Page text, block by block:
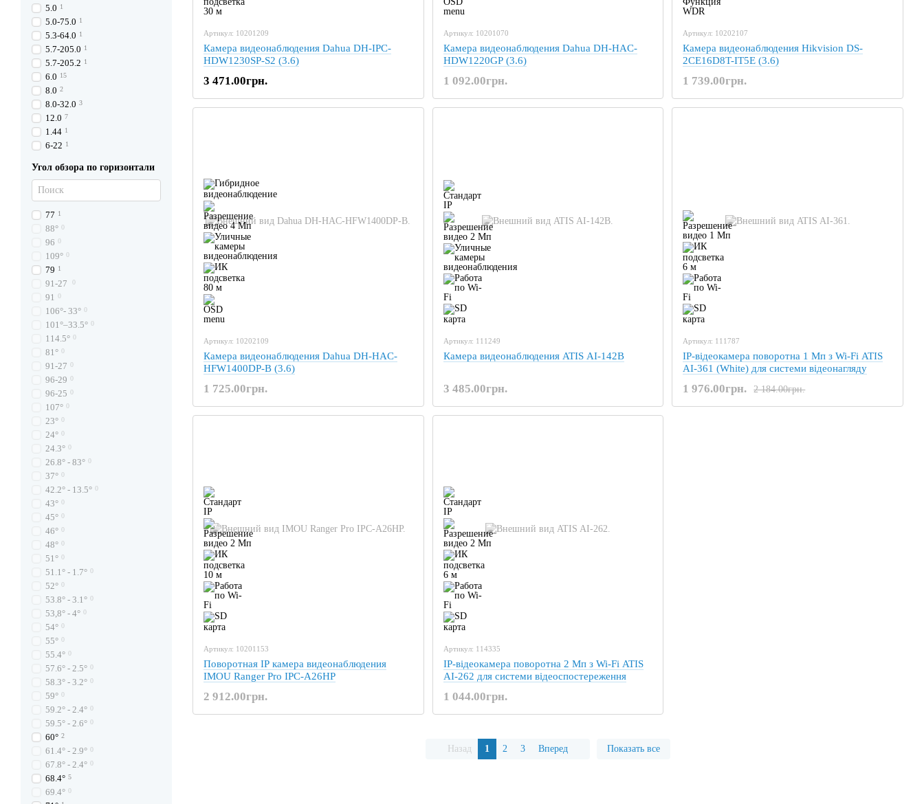
Артикул: 10201209
Камера видеонаблюдения Dahua DH-IPC-
HDW1230SP-S2 (3.6)
3 471.00грн.
Артикул: 10201070
Камера видеонаблюдения Dahua DH-HAC-
HDW1220GP (3.6)
1 092.00грн.
Артикул: 10202107
Камера видеонаблюдения Hikvision DS-
2CE16D8T-IT5E (3.6)
1 739.00грн.
Артикул: 10202109
Камера видеонаблюдения Dahua DH-HAC-
HFW1400DP-B (3.6)
1 725.00грн.
Артикул: 111249
Камера видеонаблюдения ATIS AI-142B
3 485.00грн.
Артикул: 111787
IP-відеокамера поворотна 1 Мп з Wi-Fi ATIS
AI-361 (White) для системи відеонагляду
2 184.00грн.
1 976.00грн.
Артикул: 10201153
Поворотная IP камера видеонаблюдения
IMOU Ranger Pro IPC-A26HP
2 912.00грн.
Артикул: 114335
IP-відеокамера поворотна 2 Мп з Wi-Fi ATIS
AI-262 для системи відеоспостереження
1 044.00грн.
Назад 1 2 3 Вперед Показать все
5.0 1
5.0-75.0 1
5.3-64.0 1
5.7-205.0 1
5.7-205.2 1
6.0 15
8.0 2
8.0-32.0 3
12.0 7
1.44 1
6-22 1
Угол обзора по горизонтали
77 1
88° 0
96 0
109° 0
79 1
91-27 0
91 0
106°- 33° 0
101°–33.5° 0
114.5° 0
81° 0
91-27 0
96-29 0
96-25 0
107° 0
23° 0
24° 0
24.3° 0
26.8° - 83° 0
37° 0
42.2° - 13.5° 0
43° 0
45° 0
46° 0
48° 0
51° 0
51.1° - 1.7° 0
52° 0
53.8° - 3.1° 0
53,8° - 4° 0
54° 0
55° 0
55.4° 0
57.6° - 2.5° 0
58.3° - 3.2° 0
59° 0
59.2° - 2.4° 0
59.5° - 2.6° 0
60° 2
61.4° - 2.9° 0
67.8° - 2.4° 0
68.4° 5
69.4° 0